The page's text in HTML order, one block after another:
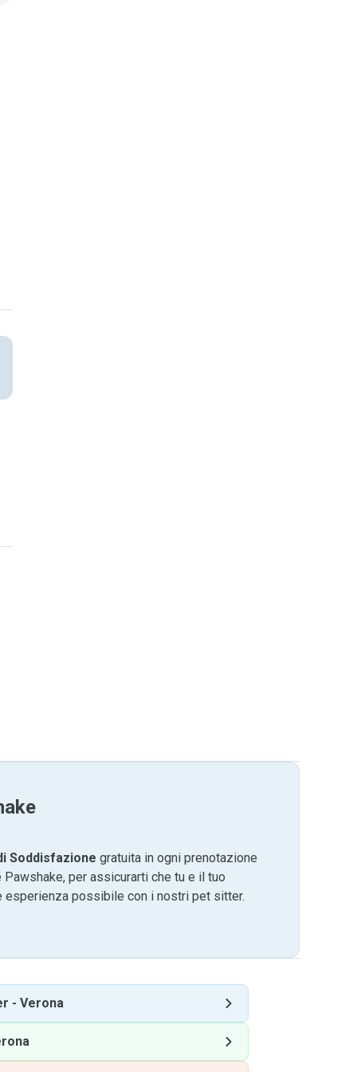
Soddisfazione gratuita in ogni prenotazione
per assicurarti che tu e il tuo
esperienza possibile con i nostri pet sitter.
- Verona